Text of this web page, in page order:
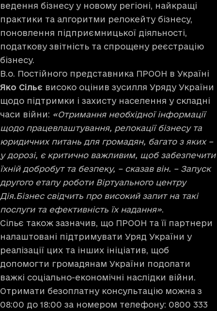
ведення бізнесу у новому регіоні, найкращі
практики та алгоритми релокейту бізнесу,
поновлення підприємницької діяльності,
податкову звітність та спрощену реєстрацію
бізнесу.
В.о. Постійного представника ПРООН в Україні
Яко Сільє високо оцінив зусилля Уряду України
щодо підтримки і захисту населення у складні
часи війни: «Отримання необхідної інформації
щодо працевлаштування, релокації бізнесу та
юридичних питань для громадян, багато з яких –
у дорозі, є критично важливим, щоб забезпечити
їхній добробут та безпеку, – сказав він. – Запуск
другого етапу роботи Віртуального центру
Дія.Бізнес свідчить про високий запит на такі
послуги та ефективність їх надання».
Сільє також зазначив, що ПРООН та її партнери
налаштовані підтримувати Уряд України у
реалізації цих та інших ініціатив, щоб
допомогти громадянам України подолати
важкі соціально-економічні наслідки війни.
Отримати безоплатну консультацію можна з
08:00 до 18:00 за номером телефону: 0800 333